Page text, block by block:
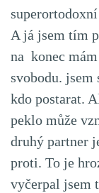
A já jsem tím
na konec
svobodu. jsem
kdo postarat.
peklo může
druhý partner
proti. To je
vyčerpal jsem